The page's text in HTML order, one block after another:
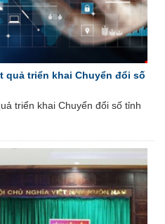
quả triển khai Chuyển đổi số
triển khai Chuyển đổi số tỉnh